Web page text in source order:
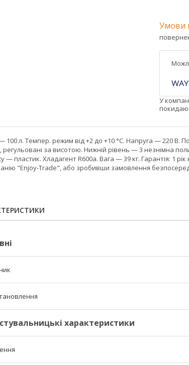
У
100 л. Темпер. режим від +2 до +10 °C. Напруга — 220 В.
регульовані за висотою. Нижній рівень — 3 незнімна
— пластик. Хладагент R600a. Вага — 39 кг. Гарантія: 1
"Enjoy-Trade", або зробивши замовлення
характеристики